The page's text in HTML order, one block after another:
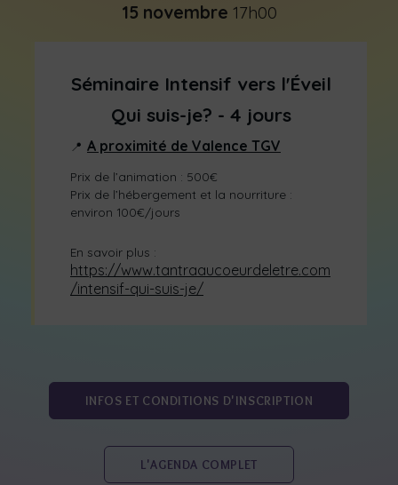
15 novembre 17h00
Séminaire Intensif vers l'Éveil
Qui suis-je? - 4 jours
A proximité de Valence TGV
Prix de l’animation : 500€
Prix de l’hébergement et la nourriture :
environ 100€/jours
En savoir plus :
https://www.tantraaucoeurdeletre.com
/intensif-qui-suis-je/
INFOS ET CONDITIONS D'INSCRIPTION
L'AGENDA COMPLET